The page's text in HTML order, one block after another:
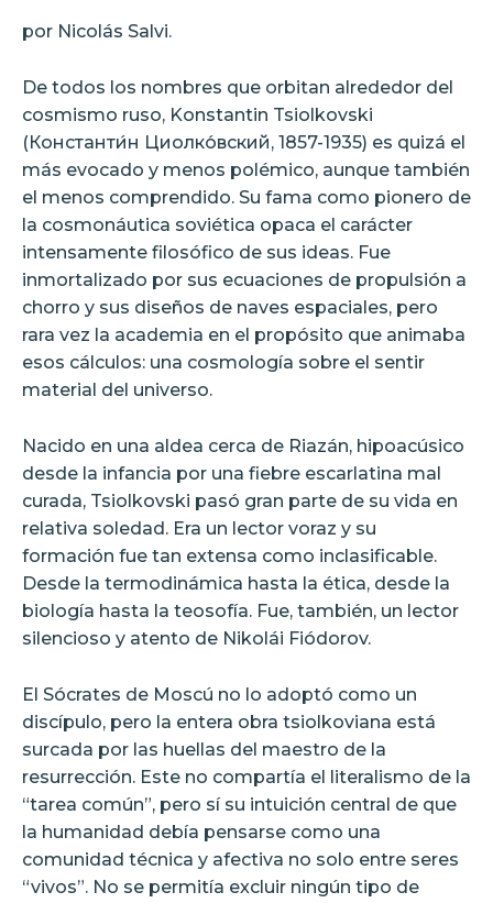
por Nicolás Salvi.
De todos los nombres que orbitan alrededor del
cosmismo ruso, Konstantin Tsiolkovski
(Константи́н Циолко́вский, 1857-1935) es quizá el
más evocado y menos polémico, aunque también
el menos comprendido. Su fama como pionero de
la cosmonáutica soviética opaca el carácter
intensamente filosófico de sus ideas. Fue
inmortalizado por sus ecuaciones de propulsión a
chorro y sus diseños de naves espaciales, pero
rara vez la academia en el propósito que animaba
esos cálculos: una cosmología sobre el sentir
material del universo.
Nacido en una aldea cerca de Riazán, hipoacúsico
desde la infancia por una fiebre escarlatina mal
curada, Tsiolkovski pasó gran parte de su vida en
relativa soledad. Era un lector voraz y su
formación fue tan extensa como inclasificable.
Desde la termodinámica hasta la ética, desde la
biología hasta la teosofía. Fue, también, un lector
silencioso y atento de Nikolái Fiódorov.
El Sócrates de Moscú no lo adoptó como un
discípulo, pero la entera obra tsiolkoviana está
surcada por las huellas del maestro de la
resurrección. Este no compartía el literalismo de la
“tarea común”, pero sí su intuición central de que
la humanidad debía pensarse como una
comunidad técnica y afectiva no solo entre seres
“vivos”. No se permitía excluir ningún tipo de